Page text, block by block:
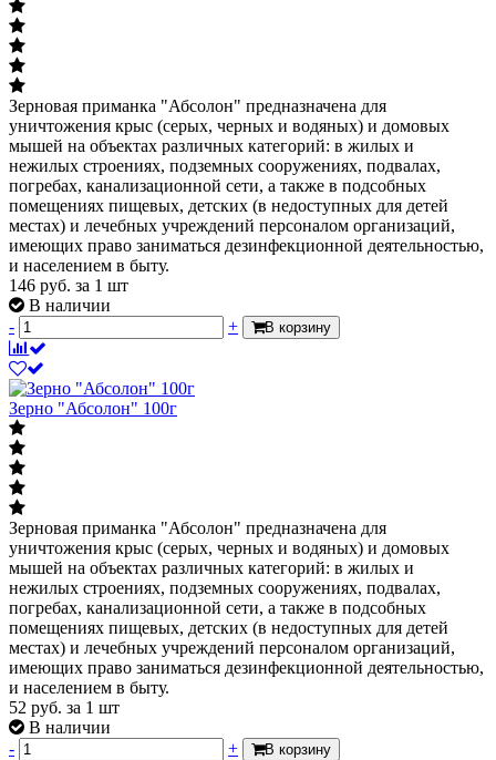
Зерновая приманка "Абсолон" предназначена для
уничтожения крыс (серых, черных и водяных) и домовых
мышей на объектах различных категорий: в жилых и
нежилых строениях, подземных сооружениях, подвалах,
погребах, канализационной сети, а также в подсобных
помещениях пищевых, детских (в недоступных для детей
местах) и лечебных учреждений персоналом организаций,
имеющих право заниматься дезинфекционной деятельностью,
и населением в быту.
146 руб. за 1 шт
В наличии
-
+ В корзину
Зерно "Абсолон" 100г
Зерновая приманка "Абсолон" предназначена для
уничтожения крыс (серых, черных и водяных) и домовых
мышей на объектах различных категорий: в жилых и
нежилых строениях, подземных сооружениях, подвалах,
погребах, канализационной сети, а также в подсобных
помещениях пищевых, детских (в недоступных для детей
местах) и лечебных учреждений персоналом организаций,
имеющих право заниматься дезинфекционной деятельностью,
и населением в быту.
52 руб. за 1 шт
В наличии
-
+ В корзину